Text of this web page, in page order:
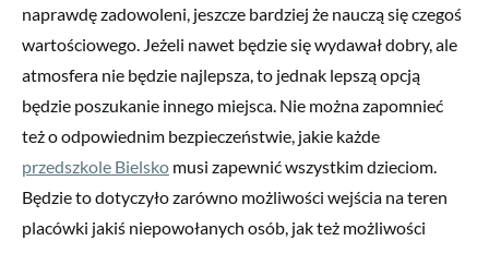
naprawdę zadowoleni, jeszcze bardziej że nauczą się czegoś
wartościowego. Jeżeli nawet będzie się wydawał dobry, ale
atmosfera nie będzie najlepsza, to jednak lepszą opcją
będzie poszukanie innego miejsca. Nie można zapomnieć
też o odpowiednim bezpieczeństwie, jakie każde
przedszkole Bielsko musi zapewnić wszystkim dzieciom.
Będzie to dotyczyło zarówno możliwości wejścia na teren
placówki jakiś niepowołanych osób, jak też możliwości